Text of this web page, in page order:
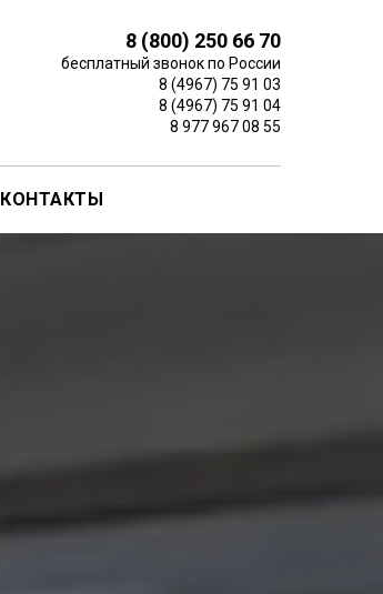
8 (800) 250 66 70
бесплатный звонок по России
8 (4967) 75 91 03
8 (4967) 75 91 04
8 977 967 08 55
КОНТАКТЫ